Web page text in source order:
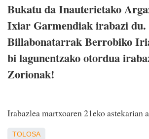
Bukatu da Inauterietako
Ixiar Garmendiak irabazi du.
Billabonatarrak Berrobiko
bi lagunentzako otordua
Zorionak!
Irabazlea martxoaren 21eko astekarian
TOLOSA